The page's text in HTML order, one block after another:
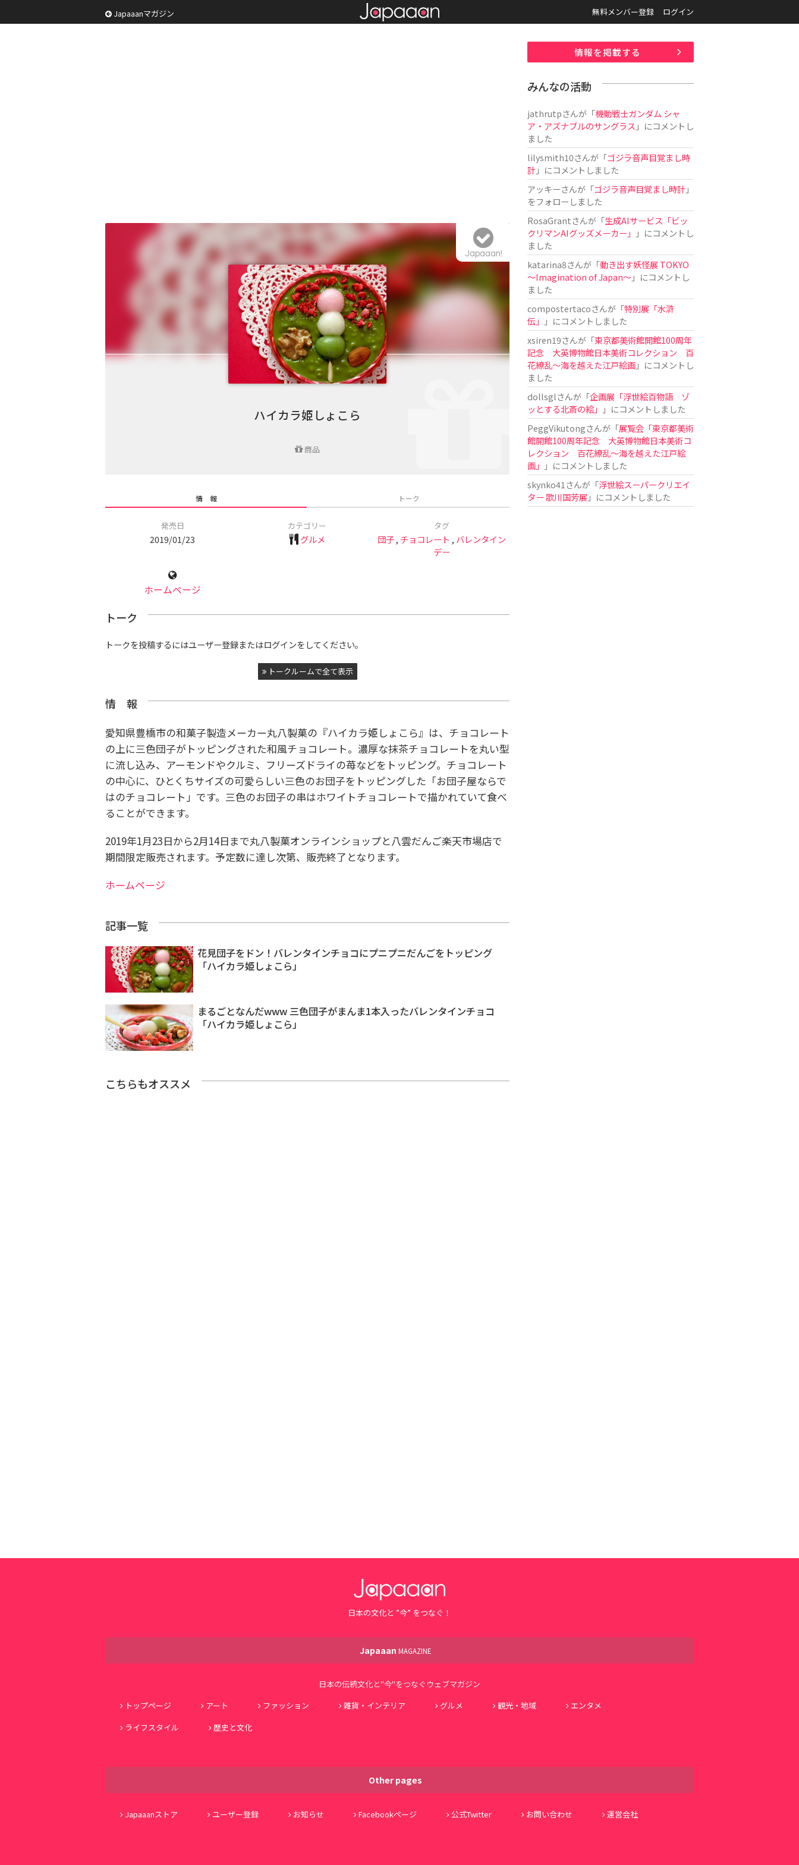
Japaaanマガジン 無料メンバー登録 ログイン
ハイカラ姫しょこら
商品
Japaaan!
情 報 トーク
発売日
2019/01/23
カテゴリー
グルメ
タグ
団子, チョコレート , バレンタイン
デー
ホームページ
トーク
トークを投稿するにはユーザー登録またはログインをしてください。
トークルームで全て表示
情 報
愛知県豊橋市の和菓子製造メーカー丸八製菓の『ハイカラ姫しょこら』は、チョコレート
の上に三色団子がトッピングされた和風チョコレート。濃厚な抹茶チョコレートを丸い型
に流し込み、アーモンドやクルミ、フリーズドライの苺などをトッピング。チョコレート
の中心に、ひとくちサイズの可愛らしい三色のお団子をトッピングした「お団子屋ならで
はのチョコレート」です。三色のお団子の串はホワイトチョコレートで描かれていて食べ
ることができます。
2019年1月23日から2月14日まで丸八製菓オンラインショップと八雲だんご楽天市場店で
期間限定販売されます。予定数に達し次第、販売終了となります。
ホームページ
記事一覧
花見団子をドン！バレンタインチョコにプニプニだんごをトッピング
「ハイカラ姫しょこら」
まるごとなんだwww 三色団子がまんま1本入ったバレンタインチョコ
「ハイカラ姫しょこら」
こちらもオススメ
情報を掲載する
みんなの活動
jathrutpさんが「機動戦士ガンダム シャ
ア・アズナブルのサングラス 」にコメントし
ました
lilysmith10さんが「ゴジラ音声目覚まし時
計」にコメントしました
アッキーさんが「ゴジラ音声目覚まし時計」
をフォローしました
RosaGrantさんが「生成AIサービス「ビッ
クリマンAIグッズメーカー」
」にコメントし
ました
katarina8さんが「動き出す妖怪展 TOKYO
〜Imagination of Japan〜」にコメントし
ました
compostertacoさんが「特別展「水滸
伝」
」にコメントしました
xsiren19さんが「東京都美術館開館100周年
記念 大英博物館日本美術コレクション 百
花繚乱～海を越えた江戸絵画」にコメントし
ました
dollsglさんが「企画展「浮世絵百物語 ゾ
ッとする北斎の絵」
」にコメントしました
PeggVikutongさんが「展覧会「東京都美術
館開館100周年記念 大英博物館日本美術コ
レクション 百花繚乱〜海を越えた江戸絵
画」
」にコメントしました
skynko41 さんが「浮世絵スーパークリエイ
ター 歌川国芳展 」にコメントしました
日本の文化と ”今” をつなぐ！
Japaaan MAGAZINE
日本の伝統文化と"今"をつなぐウェブマガジン
トップページ
アート ファッション 雑貨・インテリア グルメ 観光・地域
エンタメ
ライフスタイル
歴史と文化
Other pages
Japaaanストア ユーザー登録 お知らせ Facebookページ 公式Twitter お問い合わせ 運営会社